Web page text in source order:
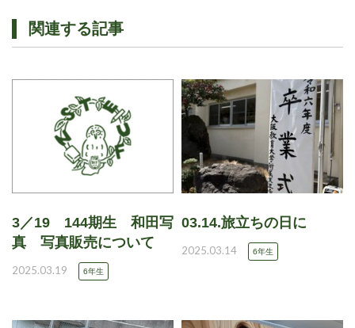
関連する記事
3／19 144期生 和田写
真 写真販売について
2025.03.19 6年生
03.14.旅立ちの日に
2025.03.14 6年生